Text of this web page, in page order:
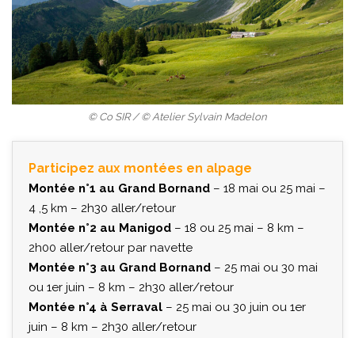
© Co SIR / © Atelier Sylvain Madelon
Participez aux montées en alpage
Montée n°1 au Grand Bornand – 18 mai ou 25 mai –
4 ,5 km – 2h30 aller/retour
Montée n°2 au Manigod – 18 ou 25 mai – 8 km –
2h00 aller/retour par navette
Montée n°3 au Grand Bornand – 25 mai ou 30 mai
ou 1er juin – 8 km – 2h30 aller/retour
Montée n°4 à Serraval – 25 mai ou 30 juin ou 1er
juin – 8 km – 2h30 aller/retour